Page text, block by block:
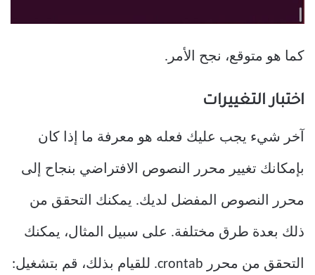
كما هو متوقع، نجح الأمر.
اختبار التغييرات
آخر شيء يجب عليك فعله هو معرفة ما إذا كان
بإمكانك تغيير محرر النصوص الافتراضي بنجاح إلى
محرر النصوص المفضل لديك. يمكنك التحقق من
ذلك بعدة طرق مختلفة. على سبيل المثال، يمكنك
التحقق من محرر crontab. للقيام بذلك، قم بتشغيل: